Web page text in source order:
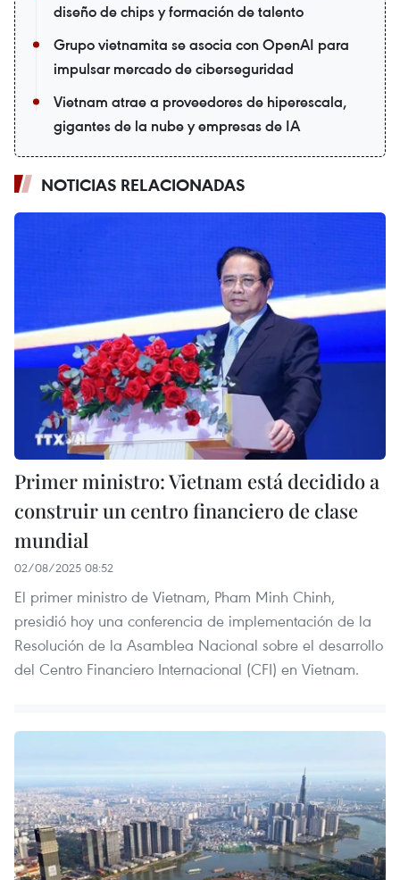
diseño de chips y formación de talento
Grupo vietnamita se asocia con OpenAI para
impulsar mercado de ciberseguridad
Vietnam atrae a proveedores de hiperescala,
gigantes de la nube y empresas de IA
NOTICIAS RELACIONADAS
Primer ministro: Vietnam está decidido a
construir un centro financiero de clase
mundial
02/08/2025 08:52
El primer ministro de Vietnam, Pham Minh Chinh,
presidió hoy una conferencia de implementación de la
Resolución de la Asamblea Nacional sobre el desarrollo
del Centro Financiero Internacional (CFI) en Vietnam.